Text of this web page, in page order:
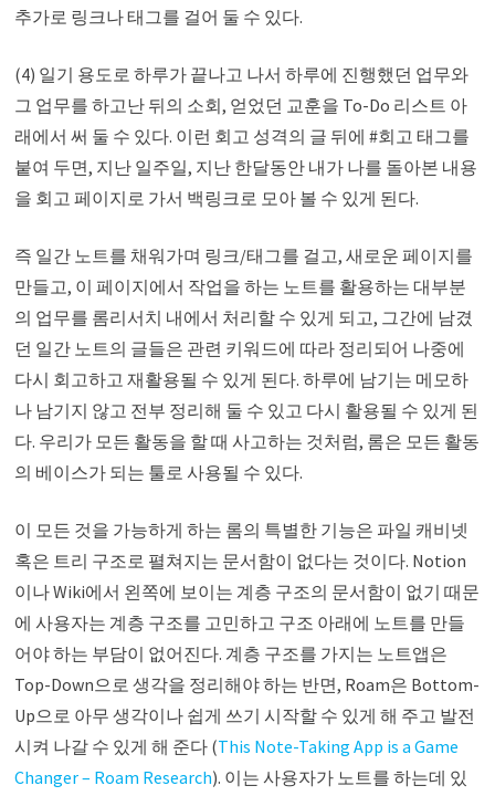
추가로 링크나 태그를 걸어 둘 수 있다.
(4) 일기 용도로 하루가 끝나고 나서 하루에 진행했던 업무와
그 업무를 하고난 뒤의 소회, 얻었던 교훈을 To-Do 리스트 아
래에서 써 둘 수 있다. 이런 회고 성격의 글 뒤에 #회고 태그를
붙여 두면, 지난 일주일, 지난 한달동안 내가 나를 돌아본 내용
을 회고 페이지로 가서 백링크로 모아 볼 수 있게 된다.
즉 일간 노트를 채워가며 링크/태그를 걸고, 새로운 페이지를
만들고, 이 페이지에서 작업을 하는 노트를 활용하는 대부분
의 업무를 롬리서치 내에서 처리할 수 있게 되고, 그간에 남겼
던 일간 노트의 글들은 관련 키워드에 따라 정리되어 나중에
다시 회고하고 재활용될 수 있게 된다. 하루에 남기는 메모하
나 남기지 않고 전부 정리해 둘 수 있고 다시 활용될 수 있게 된
다. 우리가 모든 활동을 할 때 사고하는 것처럼, 롬은 모든 활동
의 베이스가 되는 툴로 사용될 수 있다.
이 모든 것을 가능하게 하는 롬의 특별한 기능은 파일 캐비넷
혹은 트리 구조로 펼쳐지는 문서함이 없다는 것이다. Notion
이나 Wiki에서 왼쪽에 보이는 계층 구조의 문서함이 없기 때문
에 사용자는 계층 구조를 고민하고 구조 아래에 노트를 만들
어야 하는 부담이 없어진다. 계층 구조를 가지는 노트앱은
Top-Down으로 생각을 정리해야 하는 반면, Roam은 Bottom-
Up으로 아무 생각이나 쉽게 쓰기 시작할 수 있게 해 주고 발전
시켜 나갈 수 있게 해 준다 (This Note-Taking App is a Game
Changer – Roam Research). 이는 사용자가 노트를 하는데 있